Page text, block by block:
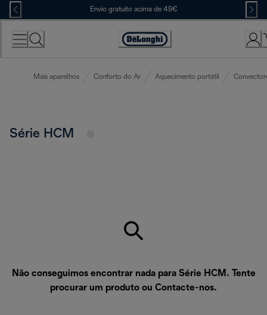
Skip
to
Content
Envio gratuito acima de 49€
Accessibility
Mais aparelhos Conforto do Ar Aquecimento portátil
Série HCM
Não conseguimos encontrar nada para Série HCM. Tente
procurar um produto ou Contacte-nos.